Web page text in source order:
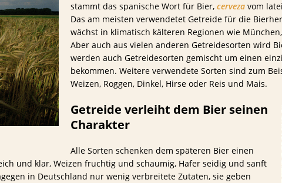
stammt das spanische Wort für Bier, cerveza vom
Das am meisten verwendetet Getreide für die
wächst in klimatisch kälteren Regionen wie
Aber auch aus vielen anderen Getreidesorten wird
werden auch Getreidesorten gemischt um einen
bekommen. Weitere verwendete Sorten sind zum
Weizen, Roggen, Dinkel, Hirse oder Reis und Mais.
Getreide verleiht dem Bier seinen
Charakter
Alle Sorten schenken dem späteren Bier einen
und klar, Weizen fruchtig und schaumig, Hafer seidig und sanft
in Deutschland nur wenig verbreitete Zutaten, sie geben